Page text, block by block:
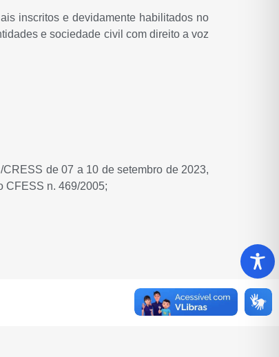
inscritos e devidamente habilitados no
e sociedade civil com direito a voz
de 07 a 10 de setembro de 2023,
CFESS n. 469/2005;